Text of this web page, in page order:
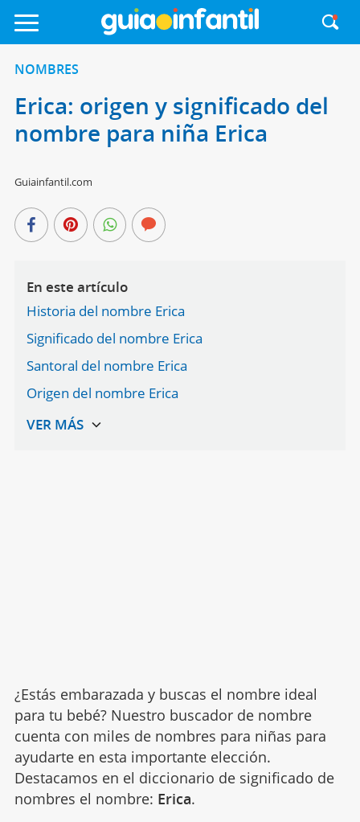
NOMBRES
Erica: origen y significado del
nombre para niña Erica
Guiainfantil.com
En este artículo
Historia del nombre Erica
Significado del nombre Erica
Santoral del nombre Erica
Origen del nombre Erica
¿Estás embarazada y buscas el nombre ideal
para tu bebé? Nuestro buscador de nombre
cuenta con miles de nombres para niñas para
ayudarte en esta importante elección.
Destacamos en el diccionario de significado de
nombres el nombre: Erica.